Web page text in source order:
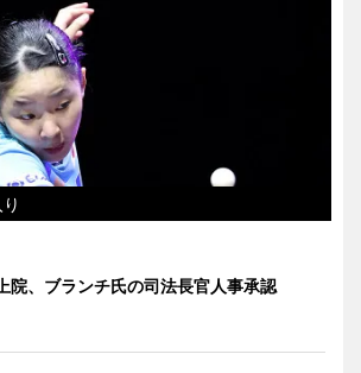
院、ブランチ氏の司法長官人事承認